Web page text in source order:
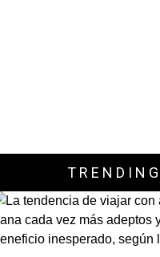
TRENDING